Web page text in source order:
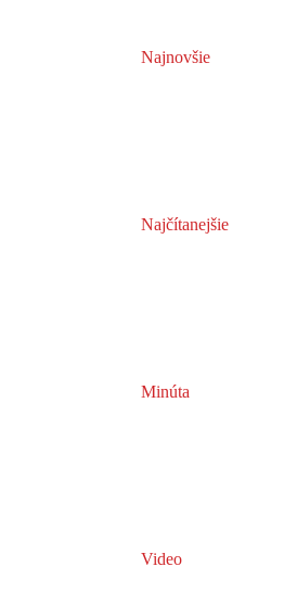
Najnovšie
Najčítanejšie
Minúta
Video